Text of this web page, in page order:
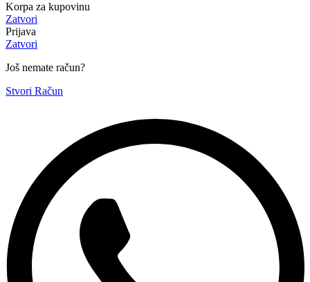
Korpa za kupovinu
Zatvori
Prijava
Zatvori
Još nemate račun?
Stvori Račun